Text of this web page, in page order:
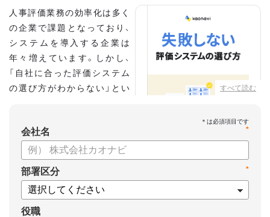
すべて読む
人事評価業務の効率化は多く
の企業で課題となっており、
システムを導入する企業は
年々増えています。しかし、
「自社に合った評価システム
の選び方がわからない」とい
こちらの資料では、
・人事評価システムが必要な企業の特徴
・導入検討に必要な3つの視点
・7つの選定ポイント
についてまとめましたので、ぜひお役立てください。
*
会社名
*
部署区分
役職